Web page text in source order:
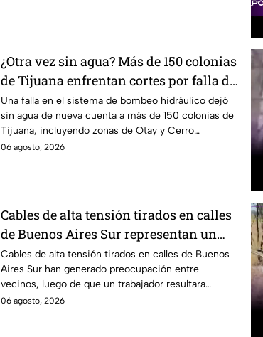
¿Otra vez sin agua? Más de 150 colonias
de Tijuana enfrentan cortes por falla de
CESPT
Una falla en el sistema de bombeo hidráulico dejó
sin agua de nueva cuenta a más de 150 colonias de
Tijuana, incluyendo zonas de Otay y Cerro
Colorado.
06 agosto, 2026
Cables de alta tensión tirados en calles
de Buenos Aires Sur representan un
riesgo para peatones en Tijuana
Cables de alta tensión tirados en calles de Buenos
Aires Sur han generado preocupación entre
vecinos, luego de que un trabajador resultara
electrocutado.
06 agosto, 2026